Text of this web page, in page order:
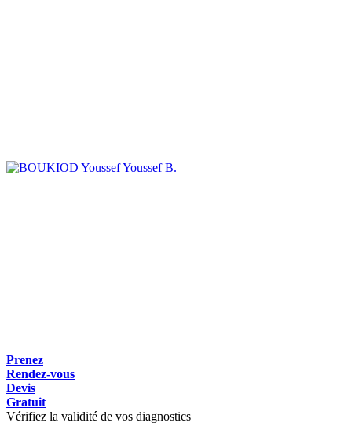
Youssef B.
Prenez
Rendez-vous
Devis
Gratuit
Vérifiez la validité de vos diagnostics